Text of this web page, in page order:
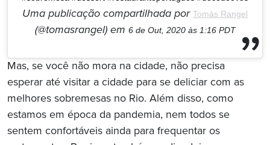
Uma publicação compartilhada por Tomás Rangel
(@tomasrangel) em 6 de Out, 2020 às 1:16 PDT
Mas, se você não mora na cidade, não precisa
esperar até visitar a cidade para se deliciar com as
melhores sobremesas no Rio. Além disso, como
estamos em época da pandemia, nem todos se
sentem confortáveis ainda para frequentar os